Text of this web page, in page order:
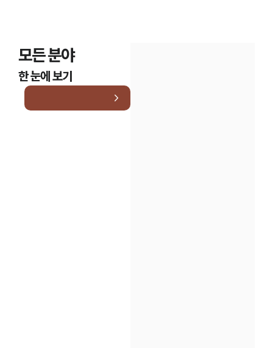
모든 분야
한 눈에 보기